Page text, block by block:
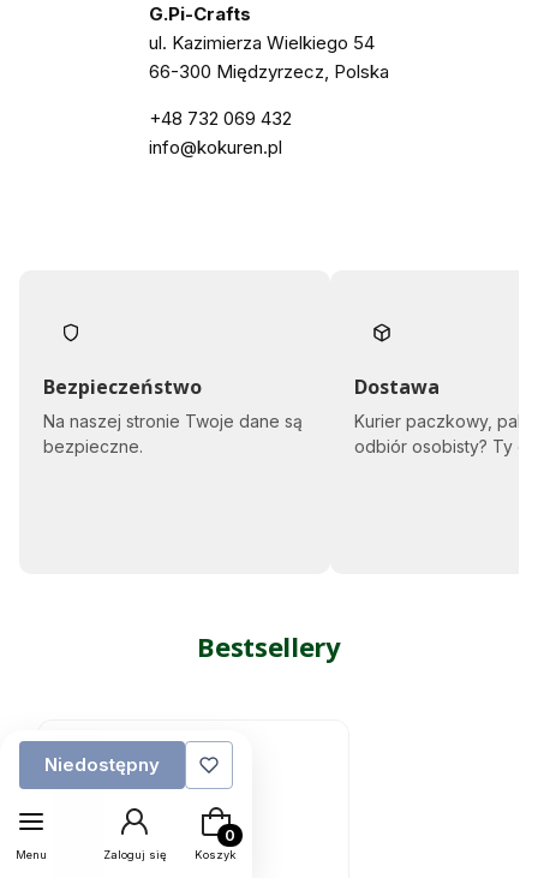
G.Pi-Crafts
ul. Kazimierza Wielkiego 54
66-300 Międzyrzecz, Polska
+48 732 069 432
info@kokuren.pl
Bezpieczeństwo
Na naszej stronie Twoje dane są
bezpieczne.
Dostawa
Kurier paczkowy,
odbiór osobisty? Ty
Bestsellery
Niedostępny
Menu Zaloguj się
Produkty w koszyku: 0. Zobacz
Koszyk